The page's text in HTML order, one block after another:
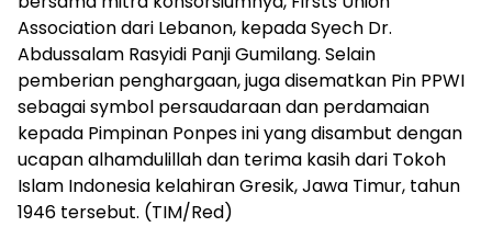
Association dari Lebanon, kepada Syech Dr.
Abdussalam Rasyidi Panji Gumilang. Selain
pemberian penghargaan, juga disematkan Pin PPWI
sebagai symbol persaudaraan dan perdamaian
kepada Pimpinan Ponpes ini yang disambut dengan
ucapan alhamdulillah dan terima kasih dari Tokoh
Islam Indonesia kelahiran Gresik, Jawa Timur, tahun
1946 tersebut. (TIM/Red)